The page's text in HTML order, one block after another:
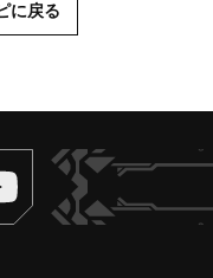
に戻る
ヴァンガードch